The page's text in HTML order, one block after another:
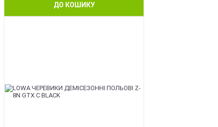
ДО КОШИКУ